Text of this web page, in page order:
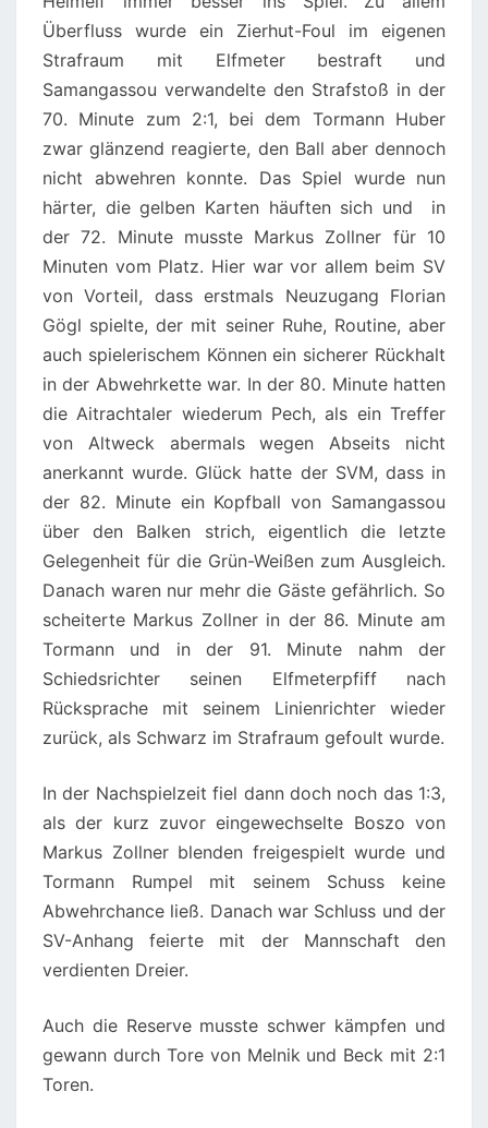
Überfluss wurde ein Zierhut-Foul im eigenen
Strafraum mit Elfmeter bestraft und
Samangassou verwandelte den Strafstoß in der
70. Minute zum 2:1, bei dem Tormann Huber
zwar glänzend reagierte, den Ball aber dennoch
nicht abwehren konnte. Das Spiel wurde nun
härter, die gelben Karten häuften sich und in
der 72. Minute musste Markus Zollner für 10
Minuten vom Platz. Hier war vor allem beim SV
von Vorteil, dass erstmals Neuzugang Florian
Gögl spielte, der mit seiner Ruhe, Routine, aber
auch spielerischem Können ein sicherer Rückhalt
in der Abwehrkette war. In der 80. Minute hatten
die Aitrachtaler wiederum Pech, als ein Treffer
von Altweck abermals wegen Abseits nicht
anerkannt wurde. Glück hatte der SVM, dass in
der 82. Minute ein Kopfball von Samangassou
über den Balken strich, eigentlich die letzte
Gelegenheit für die Grün-Weißen zum Ausgleich.
Danach waren nur mehr die Gäste gefährlich. So
scheiterte Markus Zollner in der 86. Minute am
Tormann und in der 91. Minute nahm der
Schiedsrichter seinen Elfmeterpfiff nach
Rücksprache mit seinem Linienrichter wieder
zurück, als Schwarz im Strafraum gefoult wurde.
In der Nachspielzeit fiel dann doch noch das 1:3,
als der kurz zuvor eingewechselte Boszo von
Markus Zollner blenden freigespielt wurde und
Tormann Rumpel mit seinem Schuss keine
Abwehrchance ließ. Danach war Schluss und der
SV-Anhang feierte mit der Mannschaft den
verdienten Dreier.
Auch die Reserve musste schwer kämpfen und
gewann durch Tore von Melnik und Beck mit 2:1
Toren.